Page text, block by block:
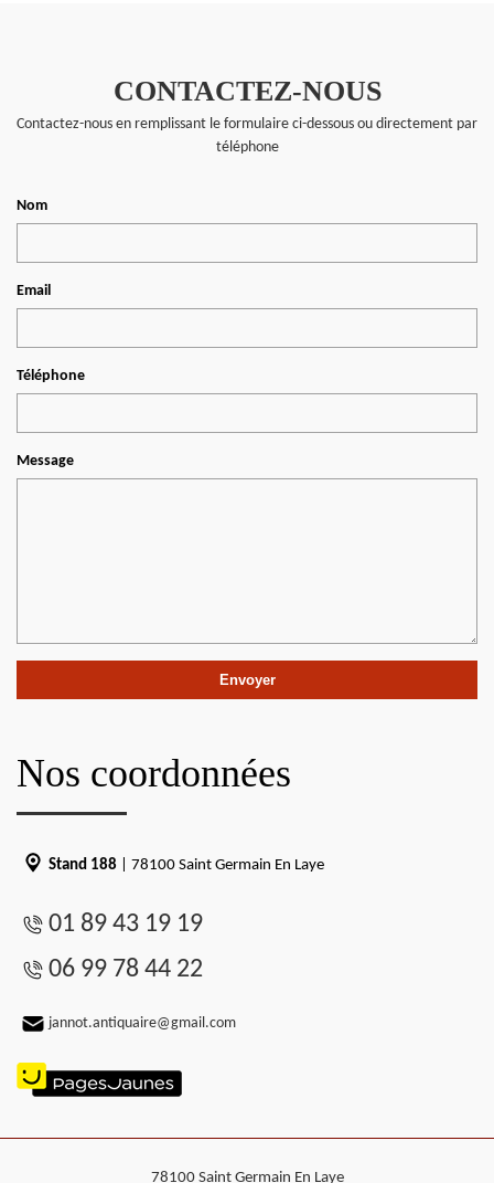
CONTACTEZ-NOUS
Contactez-nous en remplissant le formulaire ci-dessous ou directement par
téléphone
Nom
Email
Téléphone
Message
Nos coordonnées
Stand 188 | 78100 Saint Germain En Laye
01 89 43 19 19
06 99 78 44 22
jannot.antiquaire@gmail.com
78100 Saint Germain En Laye